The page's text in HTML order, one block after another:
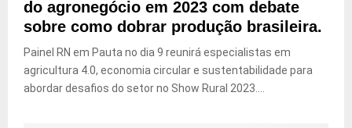
do agronegócio em 2023 com debate
sobre como dobrar produção brasileira.
Painel RN em Pauta no dia 9 reunirá especialistas em
agricultura 4.0, economia circular e sustentabilidade para
abordar desafios do setor no Show Rural 2023....